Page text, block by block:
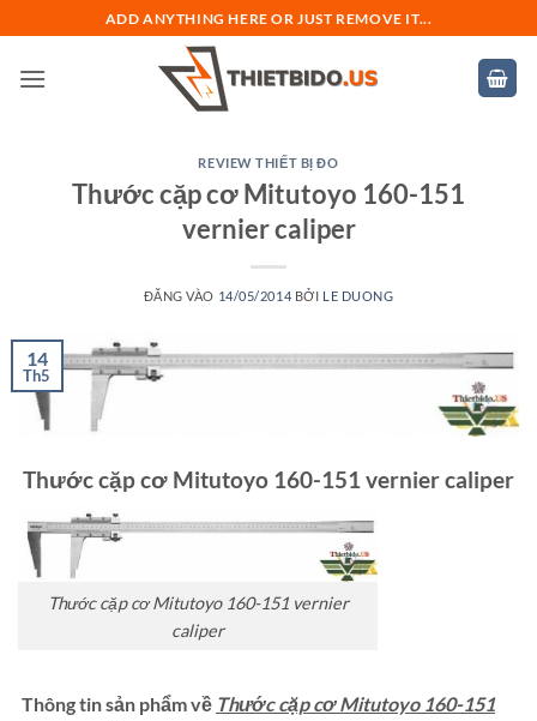
qua
nội
ADD ANYTHING HERE OR JUST REMOVE IT...
REVIEW THIẾT BỊ ĐO
Thước cặp cơ Mitutoyo 160-151
vernier caliper
ĐĂNG VÀO 14/05/2014 BỞI LE DUONG
14
Th5
Thước cặp cơ Mitutoyo 160-151 vernier caliper
Thước cặp cơ Mitutoyo 160-151 vernier
caliper
Thông tin sản phẩm về Thước cặp cơ Mitutoyo 160-151